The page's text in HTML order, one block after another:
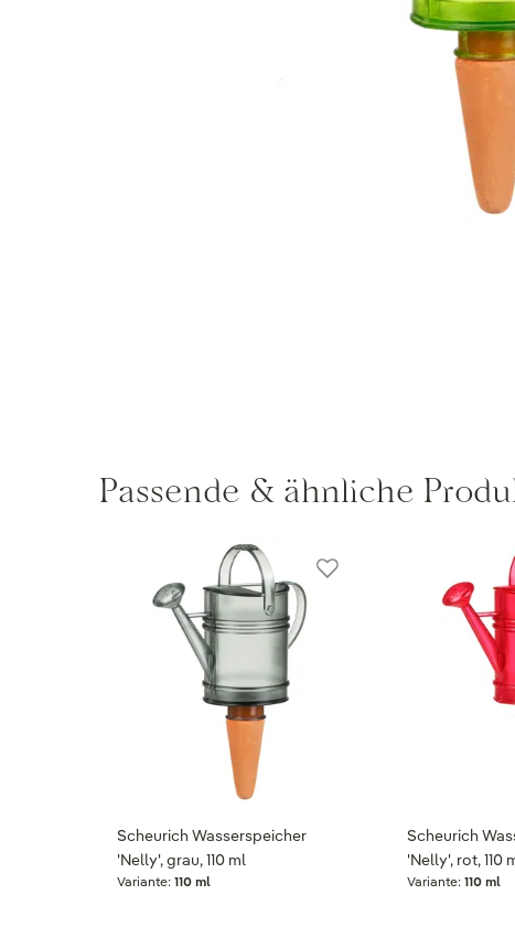
Passende & ähnliche
Scheurich Wasserspeicher
'Nelly', grau, 110 ml
Variante: 110 ml
Scheurich
'Nelly', rot, 110
Variante:110 ml